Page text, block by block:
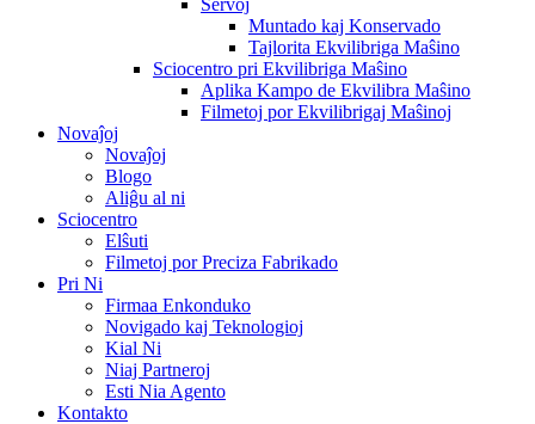
Servoj
Muntado kaj Konservado
Tajlorita Ekvilibriga Maŝino
Sciocentro pri Ekvilibriga Maŝino
Aplika Kampo de Ekvilibra Maŝino
Filmetoj por Ekvilibrigaj Maŝinoj
Novaĵoj
Novaĵoj
Blogo
Aliĝu al ni
Sciocentro
Elŝuti
Filmetoj por Preciza Fabrikado
Pri Ni
Firmaa Enkonduko
Novigado kaj Teknologioj
Kial Ni
Niaj Partneroj
Esti Nia Agento
Kontakto